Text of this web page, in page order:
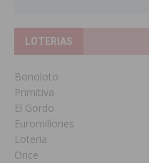
LOTERIAS
Bonoloto
Primitiva
El Gordo
Euromillones
Loteria
Once